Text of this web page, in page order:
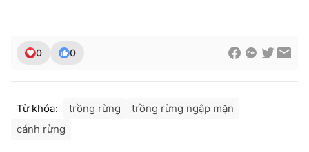
Giấy phép hoạt động báo in và báo điện tử số 483/GP-BTTTT
cấp ngày 29/12/2023
Phó Tổng Biên tập:Nguyễn Thị Mỹ Hạnh, Phạm Quốc Thắng,
0 0
Từ khóa: trồng rừng
trồng rừng ngập mặn
cánh rừng